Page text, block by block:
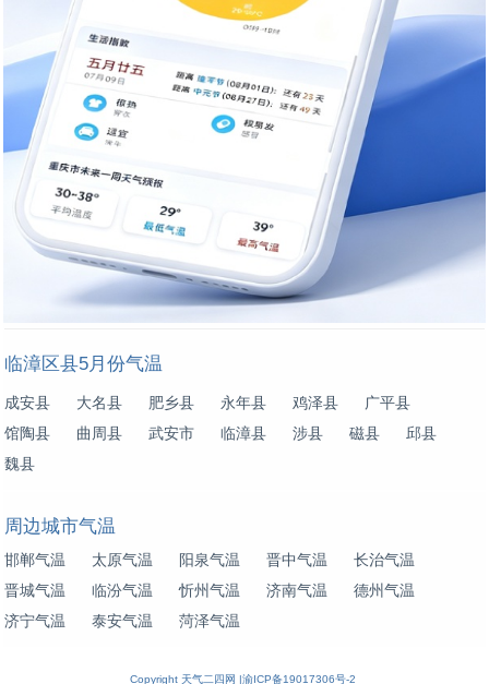
临漳区县5月份气温
成安县 大名县 肥乡县 永年县 鸡泽县
广平县
馆陶县
曲周县 武安市 临漳县 涉县 磁县
邱县
魏县
周边城市气温
邯郸气温 太原气温 阳泉气温 晋中气温
长治气温
晋城气温
临汾气温 忻州气温 济南气温
德州气温
济宁气温
泰安气温 菏泽气温
Copyright 天气二四网 |渝ICP备19017306号-2